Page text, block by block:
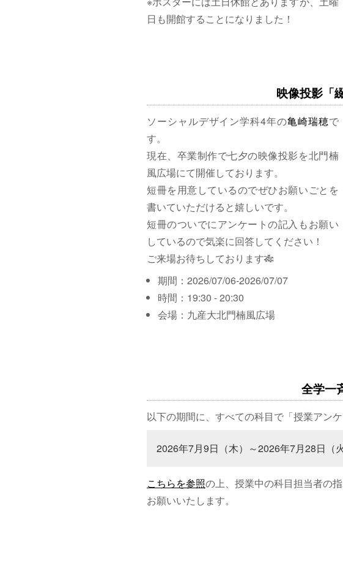
日も開館することになりました！
映像投影「
ソーシャルデザイン学科4年の亀崎瑞穂で
す。
現在、卒業制作で七夕の映像投影を北門楠
風広場にて開催しております。
短冊を用意しているのでぜひお願いごとを
書いていただけると嬉しいです。
短冊のついでにアンケートの記入もお願い
しているので気楽に回答してください！
ご来場お待ちしております🎋
期間：2026/07/06-2026/07/07
時間：19:30 - 20:30
会場：九産大北門楠風広場
全学一
以下の期間に、すべての科目で「授業アン
2026年7月9日（木）～2026年7月28日（火
こちらを参照の上、授業中の科目担当者の
お願いいたします。